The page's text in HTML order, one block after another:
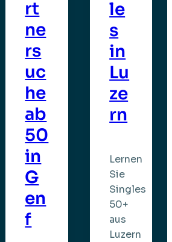
rt
ne
rs
uc
he
ab
50
in
G
en
f
le
s
in
Lu
ze
rn
Lernen
Sie
Singles
50+
aus
Luzern